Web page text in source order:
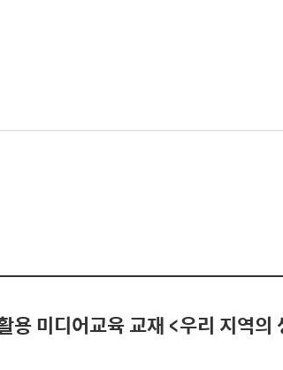
지역의 생활 미디어로 살기> 발간하